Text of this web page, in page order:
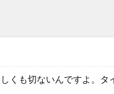
くも切ないんですよ。